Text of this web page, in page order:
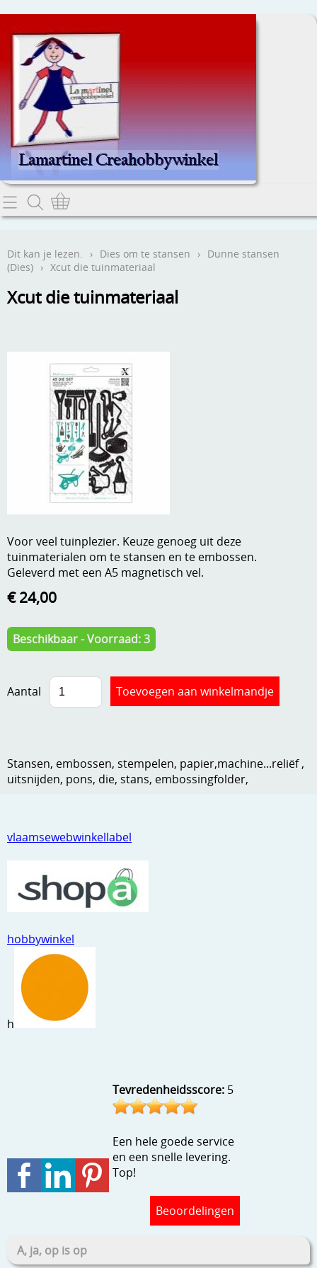
Home
Contact
Webwinkel
Aanbiedingen
Andere
Boeken en magazines
Dies om te stansen
DVD-CD
Handige extra's
Hechtingsmaterialen
Hout , MDF, kartonmateriaal, steen
Kneedmateriaal
Knipvellen
Leuke versieringen
Netjes opbergen
Snijmaterialen
Speciaal papier
Stans machine en embossing machines
Stempels en zo
Template, mask, stencils, grids
Wat nog, een creatief kijkje
Verzend - en verpakkingsk
Mijn account
Anders creatief
vlaamsewebwinkellabel
hobbywinkel
h
Tevredenheidsscore: 5
Een hele goede service
en een snelle levering.
Top!
Beoordelingen
A, ja, op is op
Dit kan je lezen. › Dies om te stansen › Dunne stansen
(Dies) › Xcut die tuinmateriaal
Xcut die tuinmateriaal
Voor veel tuinplezier. Keuze genoeg uit deze
tuinmaterialen om te stansen en te embossen.
Geleverd met een A5 magnetisch vel.
€ 24,00
Beschikbaar - Voorraad: 3
Aantal
Stansen, embossen, stempelen, papier,machine...reliëf ,
uitsnijden, pons, die, stans, embossingfolder,